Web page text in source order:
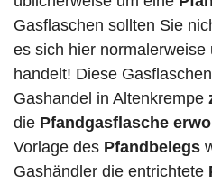
Gasflaschen sollten Sie
es sich hier normalerweise
handelt! Diese
Gashandel in Altenkrempe
die Pfandgasflasche
Vorlage des Pfandbelegs
Gashändler die entrichtete